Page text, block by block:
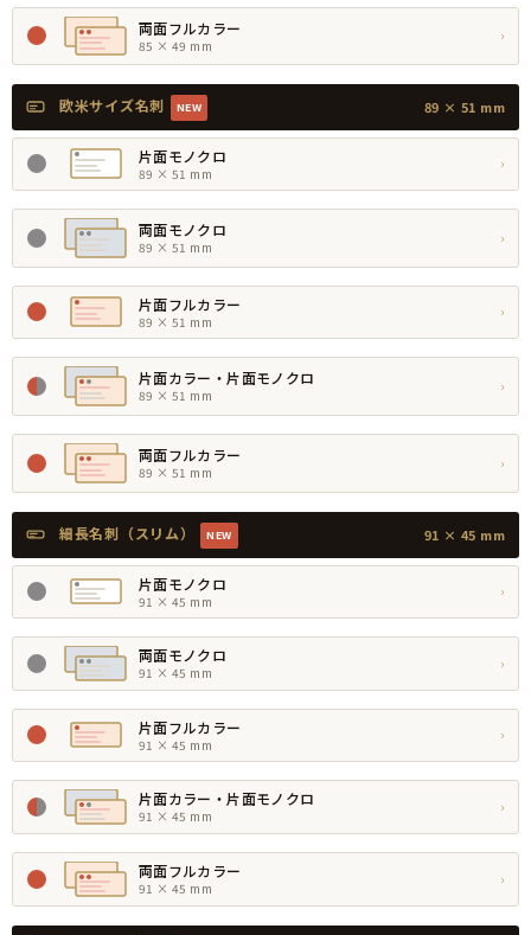
両面フルカラー
85 × 49 mm
›
欧米サイズ名刺 NEW 89 × 51 mm
片面モノクロ
89 × 51 mm
›
両面モノクロ
89 × 51 mm
›
片面フルカラー
89 × 51 mm
›
片面カラー・片面モノクロ
89 × 51 mm
›
両面フルカラー
89 × 51 mm
›
細長名刺（スリム） NEW 91 × 45 mm
片面モノクロ
91 × 45 mm
›
両面モノクロ
91 × 45 mm
›
片面フルカラー
91 × 45 mm
›
片面カラー・片面モノクロ
91 × 45 mm
›
両面フルカラー
91 × 45 mm
›